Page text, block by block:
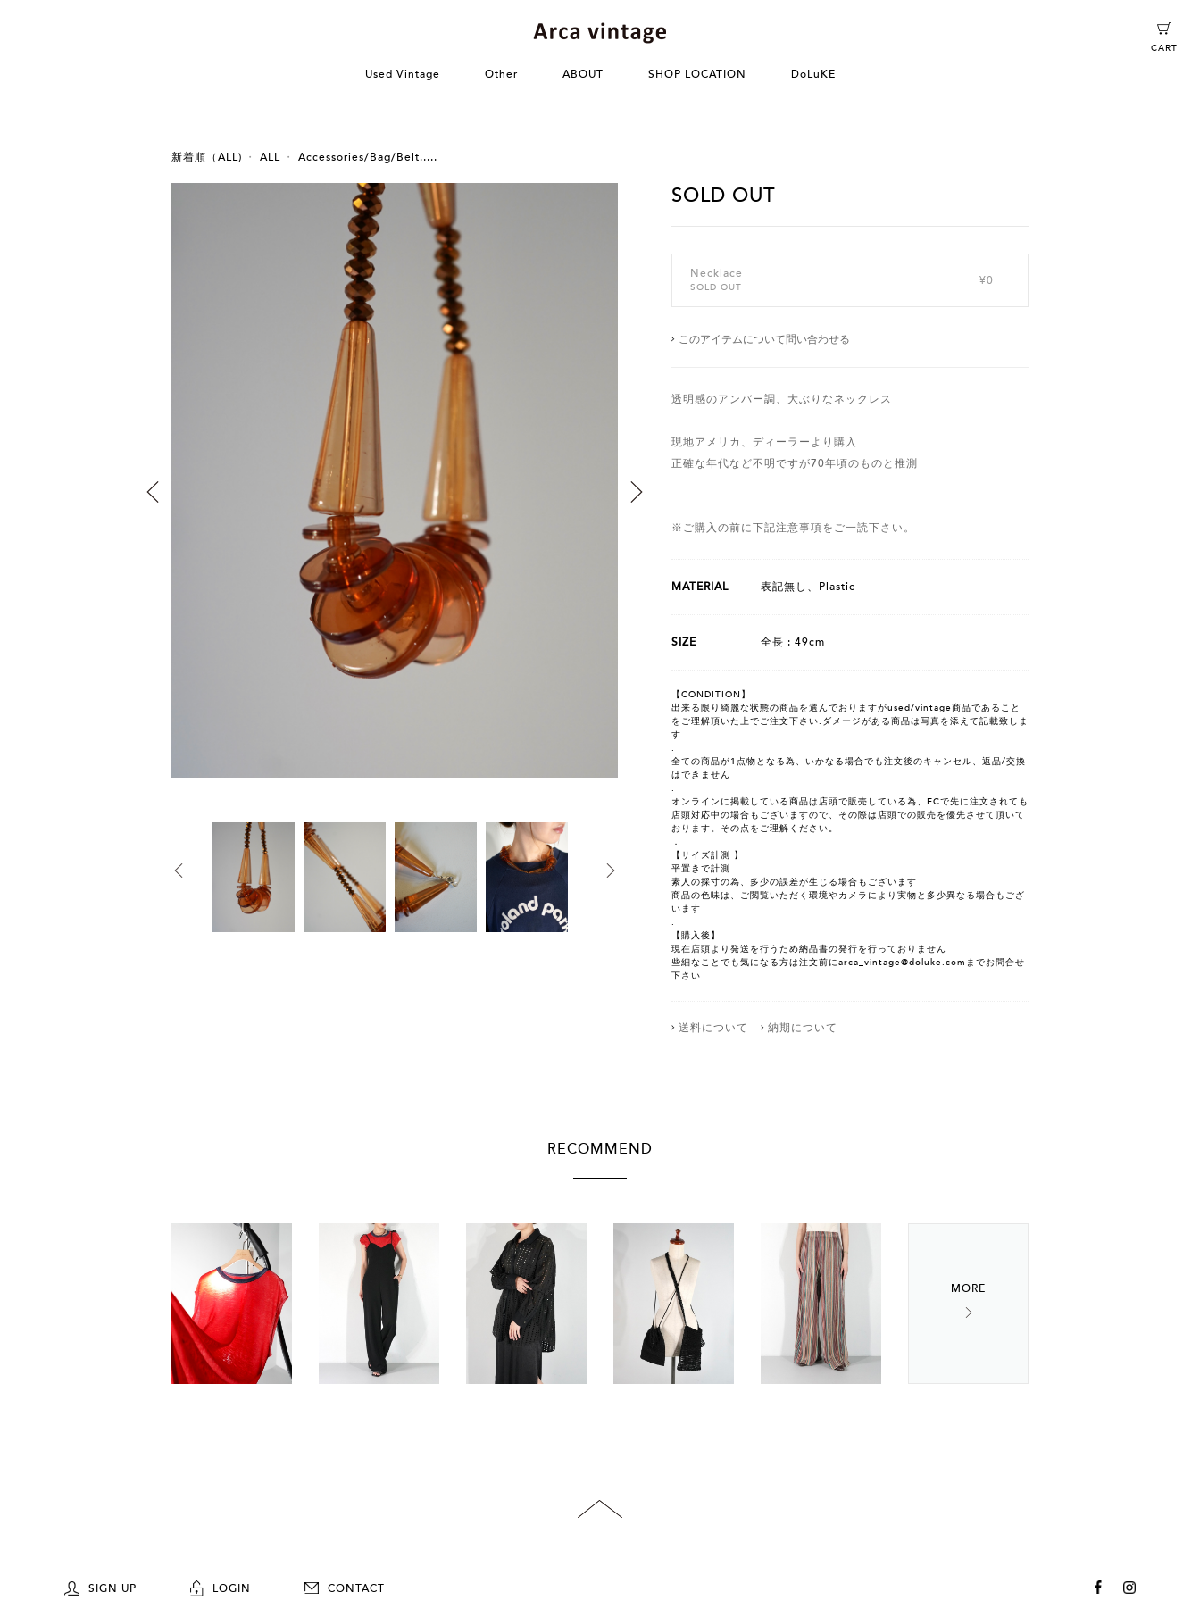
Used Vintage Other ABOUT SHOP LOCATION DoLuKE
CART
新着順（ALL) ALL Accessories/Bag/Belt.....
SOLD OUT
Necklace
SOLD OUT
¥0
このアイテムについて問い合わせる
透明感のアンバー調、大ぶりなネックレス
現地アメリカ、ディーラーより購入
正確な年代など不明ですが70年頃のものと推測
※ご購入の前に下記注意事項をご一読下さい。
MATERIAL 表記無し、Plastic
SIZE 全長 : 49cm
【CONDITION】
出来る限り綺麗な状態の商品を選んでおりますがused/vintage商品であること
をご理解頂いた上でご注文下さい.ダメージがある商品は写真を添えて記載致しま
す
.
全ての商品が1点物となる為、いかなる場合でも注文後のキャンセル、返品/交換
はできません
.
オンラインに掲載している商品は店頭で販売している為、ECで先に注文されても
店頭対応中の場合もございますので、その際は店頭での販売を優先させて頂いて
おります。その点をご理解ください。
．
【サイズ計測 】
平置きで計測
素人の採寸の為、多少の誤差が生じる場合もございます
商品の色味は、ご閲覧いただく環境やカメラにより実物と多少異なる場合もござ
います
.
【購入後】
現在店頭より発送を行うため納品書の発行を行っておりません
些細なことでも気になる方は注文前にarca_vintage@doluke.comまでお問合せ
下さい
送料について 納期について
RECOMMEND
SIGN UP LOGIN CONTACT